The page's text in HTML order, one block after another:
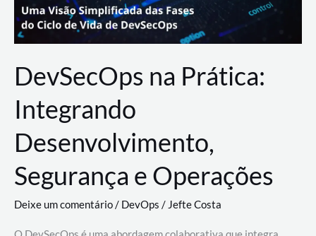
DevSecOps na Prática:
Integrando
Desenvolvimento,
Segurança e Operações
Deixe um comentário/ DevOps /Jefte Costa